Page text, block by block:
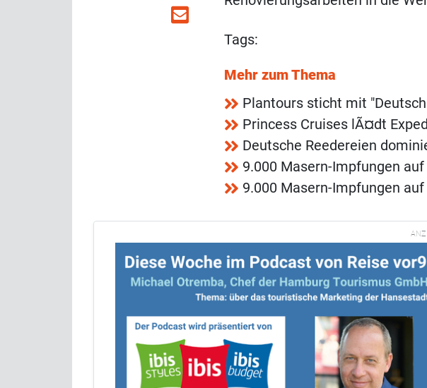
Tags:
Mehr zum Thema
Plantours sticht mit
Princess Cruises lÃ¤dt
Deutsche Reedereien
9.000 Masern-Impfungen
9.000 Masern-Impfungen